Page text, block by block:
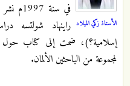
الأستاذ زكي الميلاد
في سنة
راينهاد شولتسه
إسلامية؟)، ضمت إلى كتاب حول
لمجموعة من الباحثين الألمان.